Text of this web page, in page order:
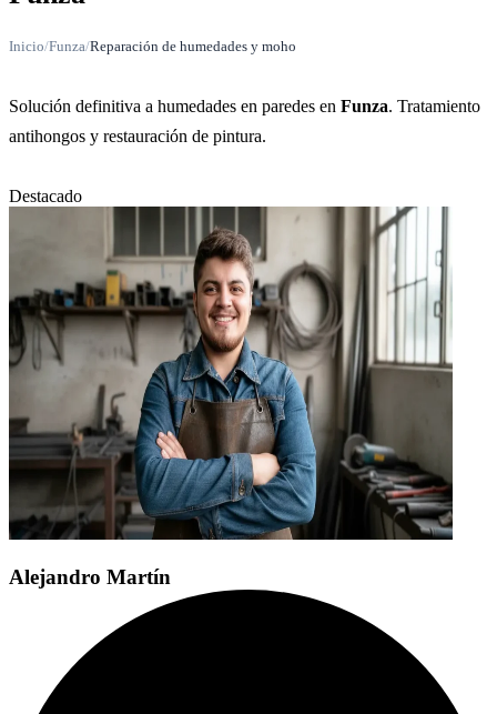
Inicio/Funza/Reparación de humedades y moho
Solución definitiva a humedades en paredes en Funza. Tratamiento
antihongos y restauración de pintura.
Destacado
Alejandro Martín